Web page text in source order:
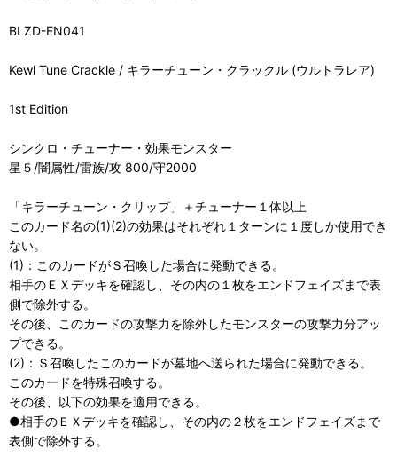
BLZD-EN041
Kewl Tune Crackle / キラーチューン・クラックル (ウルトラレア)
1st Edition
シンクロ・チューナー・効果モンスター
星５/闇属性/雷族/攻 800/守2000
「キラーチューン・クリップ」＋チューナー１体以上
このカード名の(1)(2)の効果はそれぞれ１ターンに１度しか使用でき
ない。
(1)：このカードがＳ召喚した場合に発動できる。
相手のＥＸデッキを確認し、その内の１枚をエンドフェイズまで表
側で除外する。
その後、このカードの攻撃力を除外したモンスターの攻撃力分アッ
プできる。
(2)：Ｓ召喚したこのカードが墓地へ送られた場合に発動できる。
このカードを特殊召喚する。
その後、以下の効果を適用できる。
●相手のＥＸデッキを確認し、その内の２枚をエンドフェイズまで
表側で除外する。